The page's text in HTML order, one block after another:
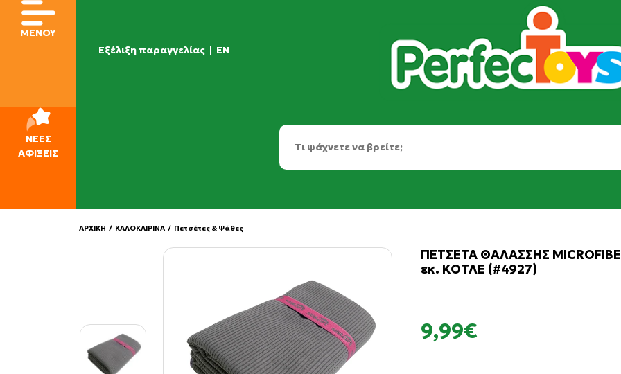
Εξέλιξη παραγγελίας | EN
ΜΕΝΟΥ
ΝΕΕΣ
ΑΦΙΞΕΙΣ
ΑΡΧΙΚΗ / ΚΑΛΟΚΑΙΡΙΝΑ / Πετσέτες & Ψάθες
ΠΕΤΣΕΤΑ ΘΑΛΑΣΣΗΣ
εκ. ΚΟΤΛΕ (#4927)
9,99€